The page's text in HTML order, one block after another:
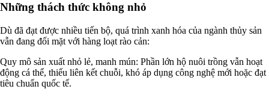
Những thách thức không nhỏ
Dù đã đạt được nhiều tiến bộ, quá trình xanh hóa của ngành thủy sản
vẫn đang đối mặt với hàng loạt rào cản:
Quy mô sản xuất nhỏ lẻ, manh mún: Phần lớn hộ nuôi trồng vẫn hoạt
động cá thể, thiếu liên kết chuỗi, khó áp dụng công nghệ mới hoặc đạt
tiêu chuẩn quốc tế.